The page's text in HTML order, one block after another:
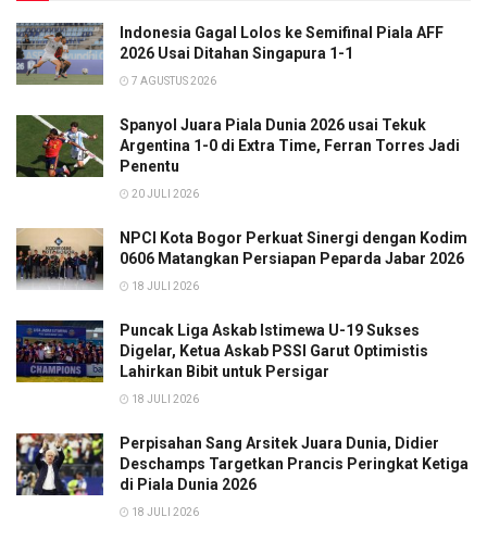
Indonesia Gagal Lolos ke Semifinal Piala AFF
2026 Usai Ditahan Singapura 1-1
7 AGUSTUS 2026
Spanyol Juara Piala Dunia 2026 usai Tekuk
Argentina 1-0 di Extra Time, Ferran Torres Jadi
Penentu
20 JULI 2026
NPCI Kota Bogor Perkuat Sinergi dengan Kodim
0606 Matangkan Persiapan Peparda Jabar 2026
18 JULI 2026
Puncak Liga Askab Istimewa U-19 Sukses
Digelar, Ketua Askab PSSI Garut Optimistis
Lahirkan Bibit untuk Persigar
18 JULI 2026
Perpisahan Sang Arsitek Juara Dunia, Didier
Deschamps Targetkan Prancis Peringkat Ketiga
di Piala Dunia 2026
18 JULI 2026